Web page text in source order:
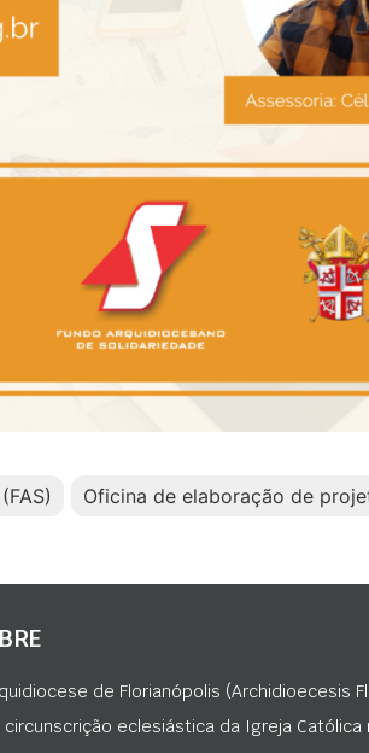
Oficina de elaboração de
de Florianópolis (Archidioecesis
circunscrição eclesiástica da Igreja Católica